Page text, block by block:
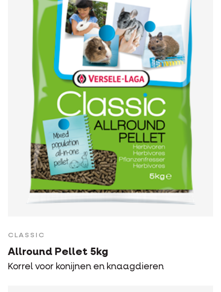
CLASSIC
Allround Pellet 5kg
Korrel voor konijnen en knaagdieren